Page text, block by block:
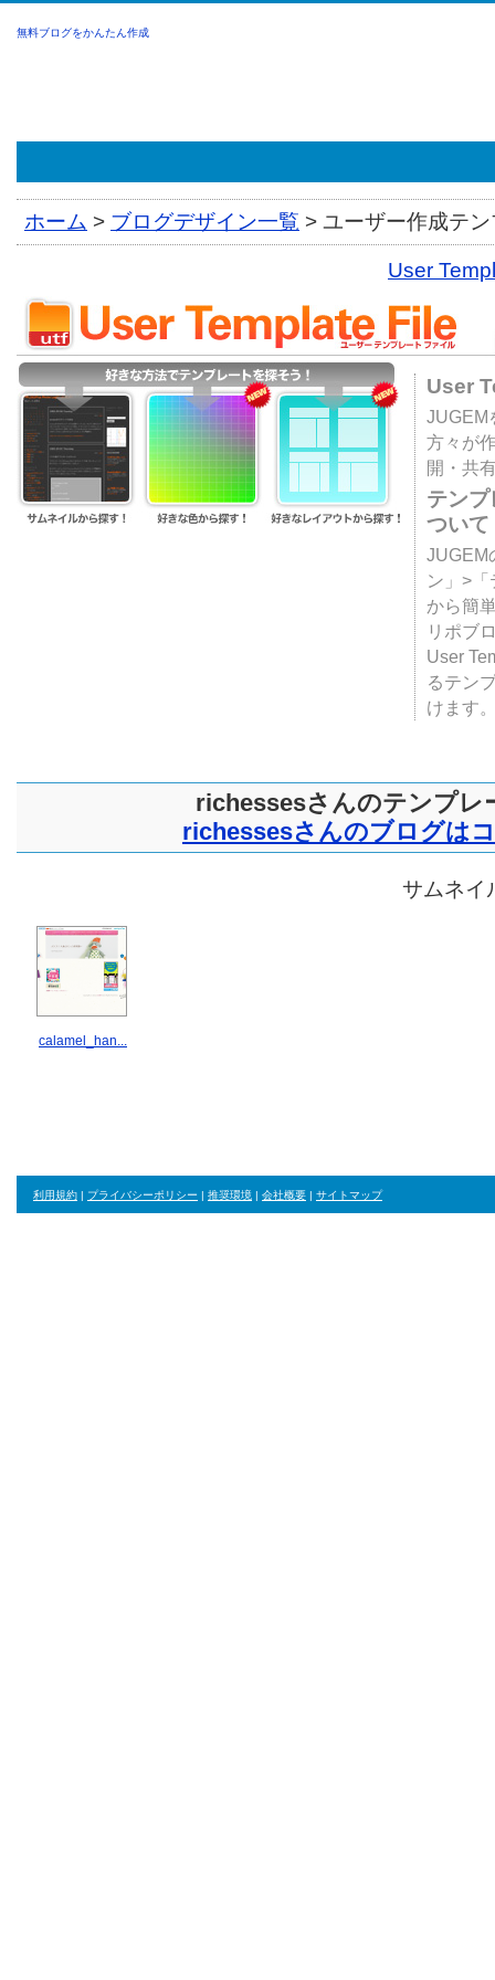
無料ブログをかんたん作成
ホーム > ブログデザイン一覧 > ユーザー作成テ
User
User
JUGEM
方々が
開・共
テン
ついて
JUGEM
ン」>
から簡
リポブ
User
るテン
けます
richessesさんのテンプレ
richessesさんのブログは
サムネイ
calamel_han...
利用規約 | プライバシーポリシー | 推奨環境 | 会社概要 | サイトマップ